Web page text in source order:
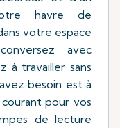
havre de
votre espace
avec
à travailler sans
besoin est à
pour vos
de lecture